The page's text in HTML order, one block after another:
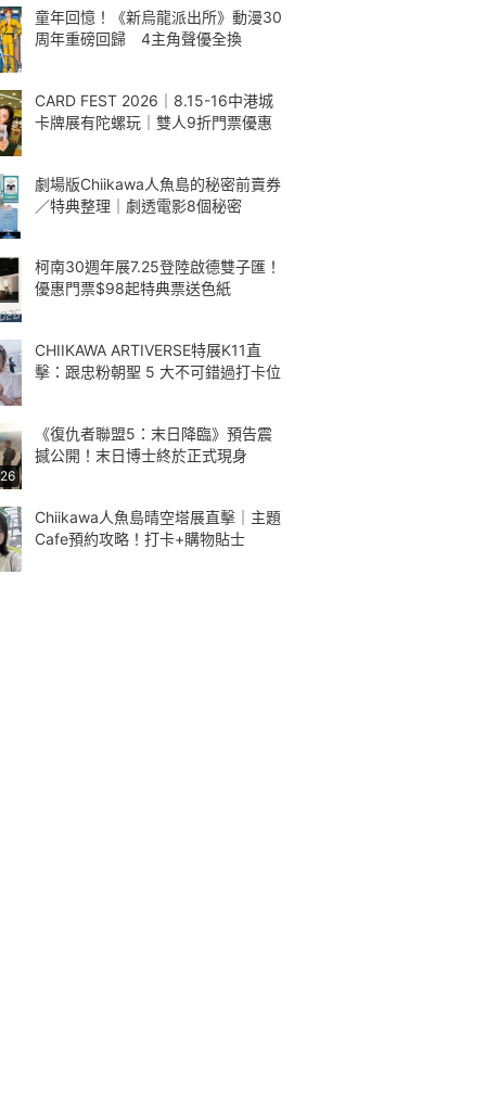
童年回憶！《新烏龍派出所》動漫30
周年重磅回歸 4主角聲優全換
CARD FEST 2026｜8.15-16中港城
卡牌展有陀螺玩｜雙人9折門票優惠
劇場版Chiikawa人魚島的秘密前賣券
／特典整理｜劇透電影8個秘密
柯南30週年展7.25登陸啟德雙子匯！
優惠門票$98起特典票送色紙
CHIIKAWA ARTIVERSE特展K11直
擊：跟忠粉朝聖 5 大不可錯過打卡位
《復仇者聯盟5：末日降臨》預告震
撼公開！末日博士終於正式現身
Chiikawa人魚島晴空塔展直擊｜主題
Cafe預約攻略！打卡+購物貼士